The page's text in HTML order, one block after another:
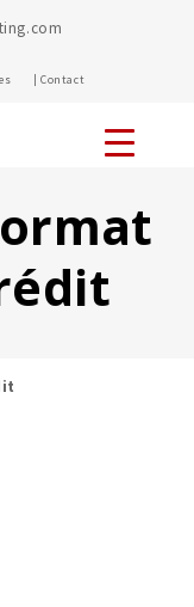
| Contact